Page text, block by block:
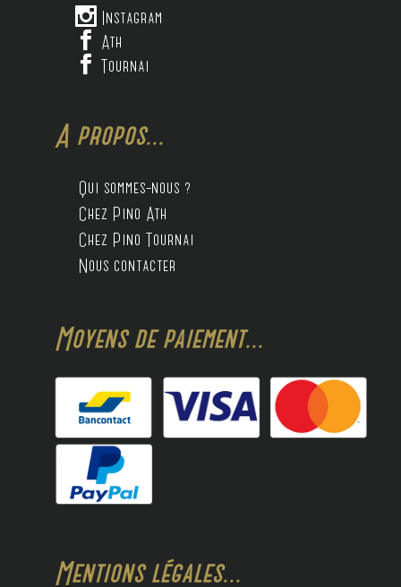
 Instagram
 Ath
 Tournai
A propos...
Qui sommes-nous ?
Chez Pino Ath
Chez Pino Tournai
Nous contacter
Moyens de paiement...
Mentions légales...